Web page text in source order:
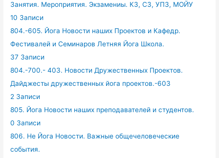
Занятия. Мероприятия. Экзамениы. КЗ, СЗ, УПЗ, МОЙУ
10 Записи
804.-605. Йога Новости наших Проектов и Кафедр.
Фестивалей и Семинаров Летняя Йога Школа.
37 Записи
804.-700.- 403. Новости Дружественных Проектов.
Дайджесты дружественных йога проектов.-603
2 Записи
805. Йога Новости наших преподавателей и студентов.
0 Записи
806. Не Йога Новости. Важные общечеловеческие
события.